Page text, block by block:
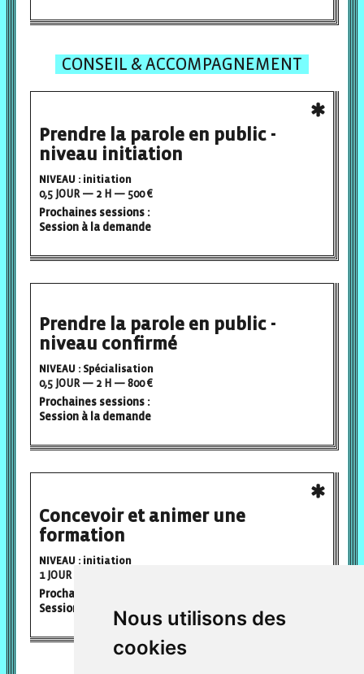
Nous utilisons des
cookies
CONSEIL & ACCOMPAGNEMENT
Prendre la parole en public -
niveau initiation
NIVEAU : initiation
0,5 JOUR — 2 H — 500 €
Prochaines sessions :
Session à la demande
Prendre la parole en public -
niveau confirmé
NIVEAU : Spécialisation
0,5 JOUR — 2 H — 800 €
Prochaines sessions :
Session à la demande
Concevoir et animer une
formation
NIVEAU : initiation
1 JOUR — 7 H — 500 €
Prochaines sessions :
Session à la demande